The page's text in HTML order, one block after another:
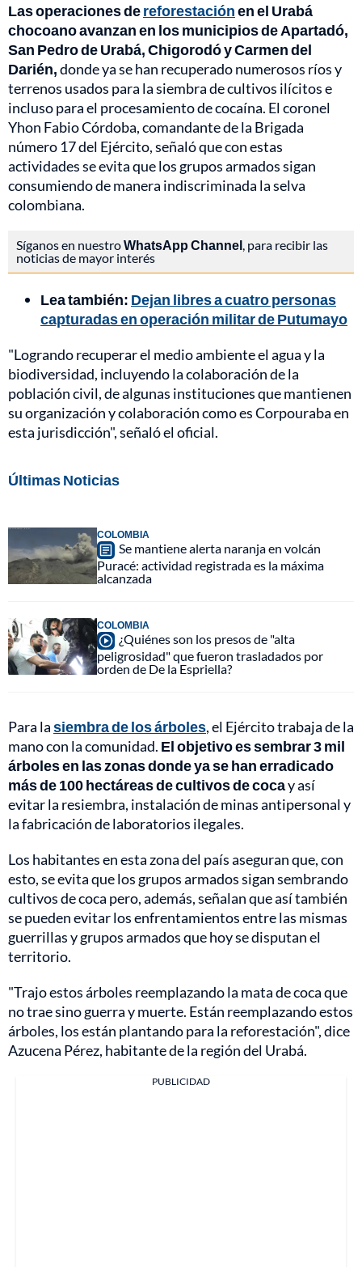
Las operaciones dereforestaciónen el Urabá
chocoano avanzan en los municipios de Apartadó,
San Pedro de Urabá, Chigorodó y Carmen del
Darién,donde ya se han recuperado numerosos ríos y
terrenos usados para la siembra de cultivos ilícitos e
incluso para el procesamiento de cocaína. El coronel
Yhon Fabio Córdoba, comandante de la Brigada
número 17 del Ejército, señaló que con estas
actividades se evita que los grupos armados sigan
consumiendo de manera indiscriminada la selva
colombiana.
Síganos en nuestroWhatsApp Channel , para recibir las
noticias de mayor interés
Lea también: Dejan libres a cuatro personas
capturadas en operación militar de Putumayo
"Logrando recuperar el medio ambiente el agua y la
biodiversidad, incluyendo la colaboración de la
población civil, de algunas instituciones que mantienen
su organización y colaboración como es Corpouraba en
esta jurisdicción", señaló el oficial.
Últimas Noticias
COLOMBIA
Se mantiene alerta naranja en volcán
Puracé: actividad registrada es la máxima
alcanzada
COLOMBIA
¿Quiénes son los presos de "alta
peligrosidad" que fueron trasladados por
orden de De la Espriella?
Para lasiembra de los árboles, el Ejército trabaja de la
mano con la comunidad. El objetivo es sembrar 3 mil
árboles en las zonas donde ya se han erradicado
más de 100 hectáreas de cultivos de cocay así
evitar la resiembra, instalación de minas antipersonal y
la fabricación de laboratorios ilegales.
Los habitantes en esta zona del país aseguran que, con
esto, se evita que los grupos armados sigan sembrando
cultivos de coca pero, además, señalan que así también
se pueden evitar los enfrentamientos entre las mismas
guerrillas y grupos armados que hoy se disputan el
territorio.
"Trajo estos árboles reemplazando la mata de coca que
no trae sino guerra y muerte. Están reemplazando estos
árboles, los están plantando para la reforestación", dice
Azucena Pérez, habitante de la región del Urabá.
PUBLICIDAD